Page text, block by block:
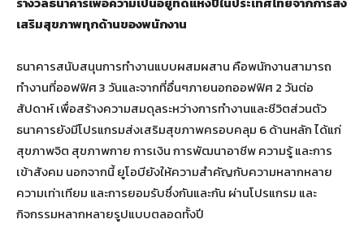
เสริมสุขภาพทุกด้านของพนักงาน
ธนาคารสนับสนุนการทำงานแบบผสมผสาน คือพนักงานสามารถ
ทำงานที่ออฟฟิศ 3 วันและจากที่อื่นๆภายนอกออฟฟิศ 2 วันต่อ
สัปดาห์ เพื่อสร้างความสมดุลระหว่างการทำงานและชีวิตส่วนตัว
ธนาคารยังมีโปรแกรมส่งเสริมสุขภาพครอบคลุม 6 ด้านหลัก ได้แก่
สุขภาพจิต สุขภาพกาย การเงิน การพัฒนาอาชีพ ความรู้ และการ
เข้าสังคม นอกจากนี้ ยูโอบียังให้ความสำคัญกับความหลากหลาย
ความเท่าเทียม และการยอมรับซึ่งกันและกัน ผ่านโปรแกรม และ
กิจกรรมหลากหลายรูปแบบตลอดทั้งปี